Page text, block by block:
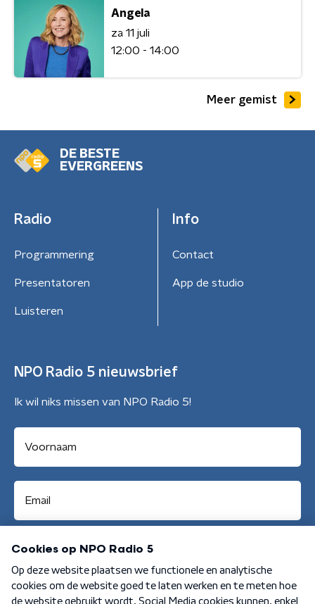
Angela
za 11 juli
12:00 - 14:00
Meer gemist
DE BESTE
EVERGREENS
Radio
Programmering
Presentatoren
Luisteren
Info
Contact
App de studio
NPO Radio 5 nieuwsbrief
Ik wil niks missen van NPO Radio 5!
Aanmelden